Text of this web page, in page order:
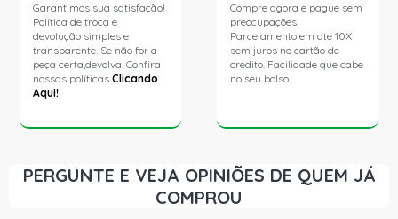
Garantimos sua satisfação!
Política de troca e
devolução simples e
transparente. Se não for a
peça certa,devolva. Confira
nossas políticasClicando
Aqui!
Compre agora e pague sem
preocupações!
Parcelamento em até 10X
sem juros no cartão de
crédito. Facilidade que cabe
no seu bolso.
PERGUNTE E VEJA OPINIÕES DE QUEM JÁ
COMPROU